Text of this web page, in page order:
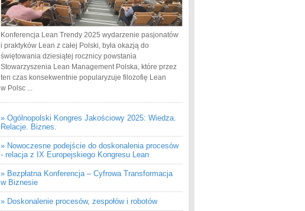
Konferencja Lean Trendy 2025 wydarzenie pasjonatów
i praktyków Lean z całej Polski, była okazją do
świętowania dziesiątej rocznicy powstania
Stowarzyszenia Lean Management Polska, które przez
ten czas konsekwentnie popularyzuje filozofię Lean
w Polsc ...
» Ogólnopolski Kongres Jakościowy 2025: Wiedza.
Relacje. Biznes.
» Nowoczesne podejście do doskonalenia procesów
- relacja z IX Europejskiego Kongresu Lean
» Bezpłatna Konferencja – Cyfrowa Transformacja
w Biznesie
» Doskonalenie procesów, zespołów i robotów